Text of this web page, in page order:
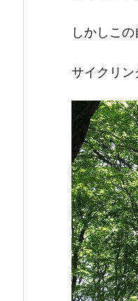
しかしこ
サイクリン